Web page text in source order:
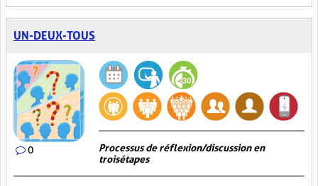
UN-DEUX-TOUS
0
Processus de réflexion/discussion en
trois étapes